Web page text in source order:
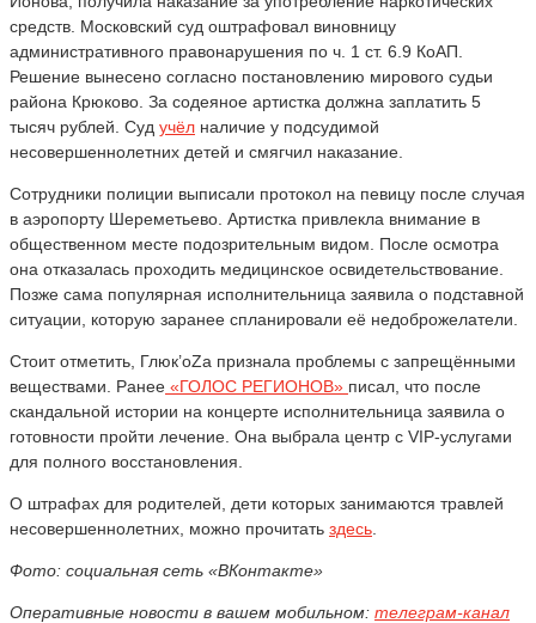
средств. Московский суд оштрафовал виновницу
административного правонарушения по ч. 1 ст. 6.9 КоАП.
Решение вынесено согласно постановлению мирового судьи
района Крюково. За содеяное артистка должна заплатить 5
тысяч рублей. Суд учёл наличие у подсудимой
несовершеннолетних детей и смягчил наказание.
Сотрудники полиции выписали протокол на певицу после случая
в аэропорту Шереметьево. Артистка привлекла внимание в
общественном месте подозрительным видом. После осмотра
она отказалась проходить медицинское освидетельствование.
Позже сама популярная исполнительница заявила о подставной
ситуации, которую заранее спланировали её недоброжелатели.
Стоит отметить, Глюк’oZа признала проблемы с запрещёнными
веществами. Ранее «ГОЛОС РЕГИОНОВ» писал, что после
скандальной истории на концерте исполнительница заявила о
готовности пройти лечение. Она выбрала центр с VIP-услугами
для полного восстановления.
О штрафах для родителей, дети которых занимаются травлей
несовершеннолетних, можно прочитать здесь
Фото: социальная сеть «ВКонтакте»
Оперативные новости в вашем мобильном: телеграм-канал